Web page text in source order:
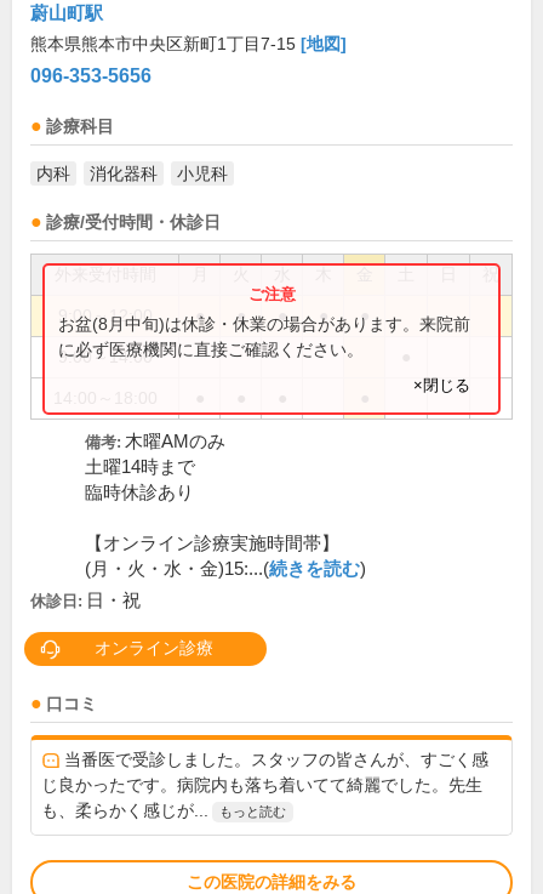
蔚山町駅
熊本県熊本市中央区新町1丁目7-15 [地図]
096-353-5656
診療科目
内科 消化器科 小児科
診療/受付時間・休診日
祝
9:00～12:00 ● ● ● ● ●
9:00～14:00
お盆(8月中旬)は休診・休業の場合があります。来院前
に必ず医療機関に直接ご確認ください。
×閉じる
備考: 木曜AMのみ
土曜14時まで
臨時休診あり
【オンライン診療実施時間帯】
(月・火・水・金)15:...(続きを読む)
休診日: 日・祝
オンライン診療
口コミ
当番医で受診しました。スタッフの皆さんが、すごく感
じ良かったです。病院内も落ち着いてて綺麗でした。先生
も、柔らかく感じが...
もっと読む
この医院の詳細をみる